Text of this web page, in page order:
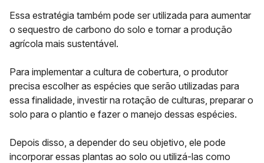
Essa estratégia também pode ser utilizada para aumentar
o sequestro de carbono do solo e tornar a produção
agrícola mais sustentável.
Para implementar a cultura de cobertura, o produtor
precisa escolher as espécies que serão utilizadas para
essa finalidade, investir na rotação de culturas, preparar o
solo para o plantio e fazer o manejo dessas espécies.
Depois disso, a depender do seu objetivo, ele pode
incorporar essas plantas ao solo ou utilizá-las como